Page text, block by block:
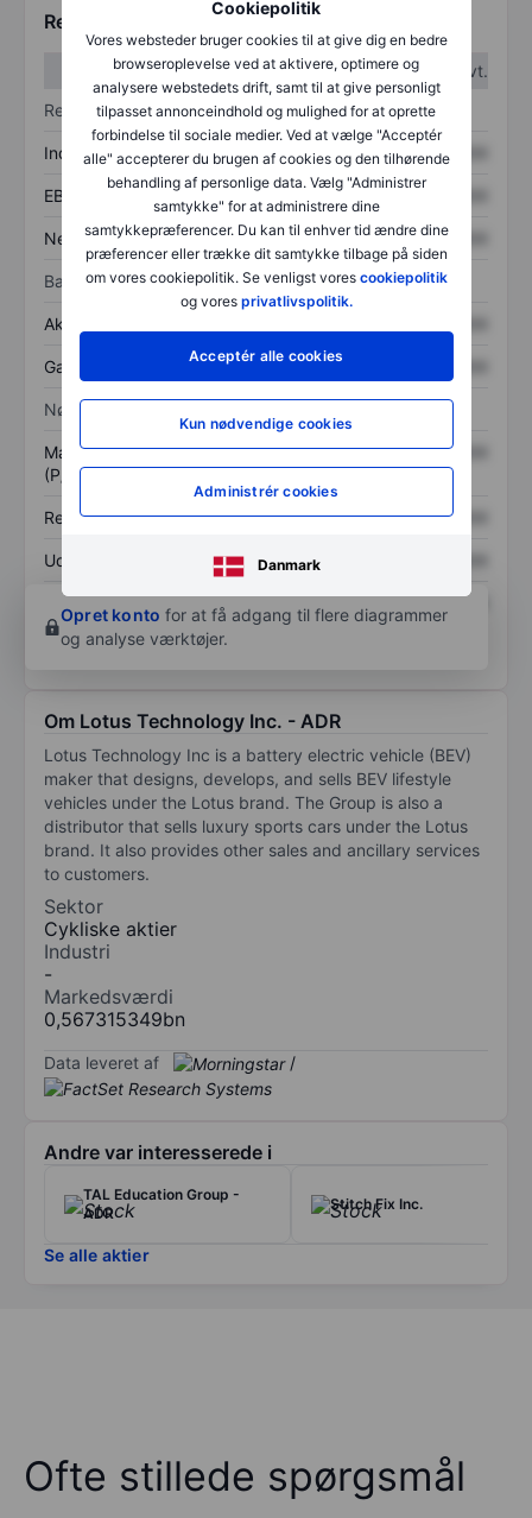
Cookiepolitik
Vores websteder bruger cookies til at give dig en bedre
browseroplevelse ved at aktivere, optimere og
analysere webstedets drift, samt til at give personligt
tilpasset annonceindhold og mulighed for at oprette
forbindelse til sociale medier. Ved at vælge "Acceptér
alle" accepterer du brugen af cookies og den tilhørende
behandling af personlige data. Vælg "Administrer
samtykke" for at administrere dine
samtykkepræferencer. Du kan til enhver tid ændre dine
præferencer eller trække dit samtykke tilbage på siden
om vores cookiepolitik. Se venligst vores cookiepolitik
og vores privatlivspolitik.
Acceptér alle cookies
Kun nødvendige cookies
Administrér cookies
Danmark
Regnskabstal
1. kvt.
2. kvt.
Resultatopgørelse
Indtægter XXXXXXX XXXXXXX
EBITDA XXXXXXX
Nettoresultat XXXXXXX XXXXXXX
Balance
Aktiver i alt
Gæld XXXXXXX
Nøgletal
Markedsværdi/omsætning
(P/S)
XXXXXXX XXXXXXX
Resultat pr. aktie (EPS) XXXXXXX XXXXXXX
Udbytte pr. aktie XXXXXXX
Afkast af egenkapital XXXXXXX XXXXXXX
Opret konto for at få adgang til flere diagrammer
og analyse værktøjer.
Om Lotus Technology Inc. - ADR
Lotus Technology Inc is a battery electric vehicle (BEV)
maker that designs, develops, and sells BEV lifestyle
vehicles under the Lotus brand. The Group is also a
distributor that sells luxury sports cars under the Lotus
brand. It also provides other sales and ancillary services
to customers.
Sektor
Cykliske aktier
Industri
-
Markedsværdi
0,567315349bn
Data leveret af /
Andre var interesserede i
TAL Education Group -
ADR
Stitch Fix Inc.
Se alle aktier
Ofte stillede spørgsmål